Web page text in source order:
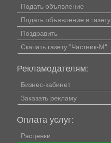
Подать объявление
Подать объявление в газету
Поздравить
Скачать газету "Частник-М"
Рекламодателям:
Бизнес-кабинет
Заказать рекламу
Оплата услуг:
Расценки